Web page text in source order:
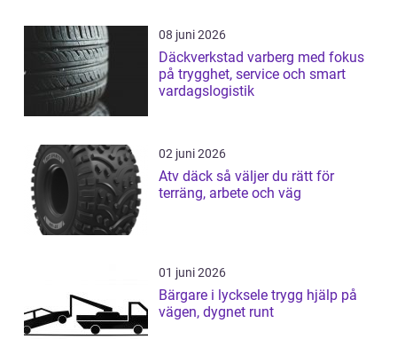
08 juni 2026
Däckverkstad varberg med fokus
på trygghet, service och smart
vardagslogistik
02 juni 2026
Atv däck så väljer du rätt för
terräng, arbete och väg
01 juni 2026
Bärgare i lycksele trygg hjälp på
vägen, dygnet runt